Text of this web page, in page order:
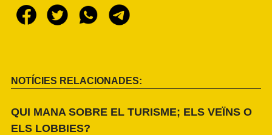
NOTÍCIES RELACIONADES:
QUI MANA SOBRE EL TURISME; ELS VEÏNS O
ELS LOBBIES?